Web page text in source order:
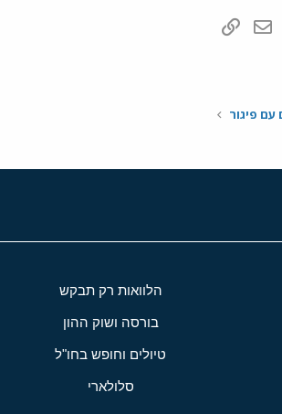
WhatsAppדואר אלקטרוני
פיגור
הלוואות רק תבקש
בורסה ושוק ההון
טיולים וחופש בחו"ל
סלולארי